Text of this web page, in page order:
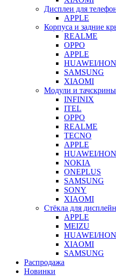
Дисплеи для
APPLE
Корпуса и задние
REALME
OPPO
APPLE
HUAWEI/
SAMSUNG
XIAOMI
Модули и
INFINIX
ITEL
OPPO
REALME
TECNO
APPLE
HUAWEI/
NOKIA
ONEPLUS
SAMSUNG
SONY
XIAOMI
Стёкла для
APPLE
MEIZU
HUAWEI/
XIAOMI
SAMSUNG
Распродажа
Новинки